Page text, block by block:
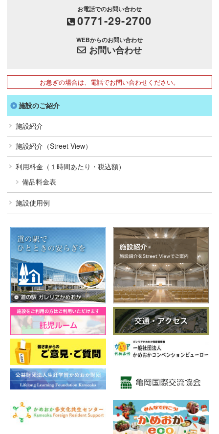
お電話でのお問い合わせ
0771-29-2700
WEBからのお問い合わせ
お問い合わせ
お急ぎの場合は、電話でお問い合わせください。
施設のご紹介
施設紹介
施設紹介（Street View）
利用料金（１時間あたり・税込額）
備品料金表
施設使用例